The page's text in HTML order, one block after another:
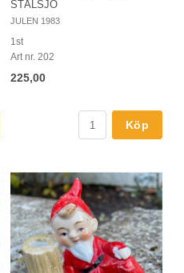
STÅLSJÖ
JULEN 1983
1st
Art nr. 202
225,00
Köp